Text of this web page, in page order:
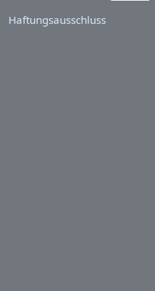
Haftungsausschluss